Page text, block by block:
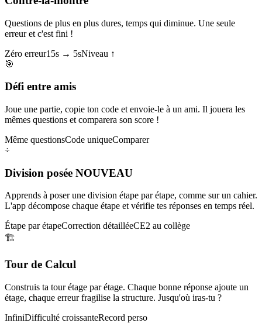
Questions de plus en plus dures, temps qui diminue. Une seule
erreur et c'est fini !
Zéro erreur15s → 5sNiveau ↑
🎯
Défi entre amis
Joue une partie, copie ton code et envoie-le à un ami. Il jouera les
mêmes questions et comparera son score !
Même questionsCode uniqueComparer
÷
Division posée NOUVEAU
Apprends à poser une division étape par étape, comme sur un cahier.
L'app décompose chaque étape et vérifie tes réponses en temps réel.
Étape par étapeCorrection détailléeCE2 au collège
🏗️
Tour de Calcul
Construis ta tour étage par étage. Chaque bonne réponse ajoute un
étage, chaque erreur fragilise la structure. Jusqu'où iras-tu ?
InfiniDifficulté croissanteRecord perso